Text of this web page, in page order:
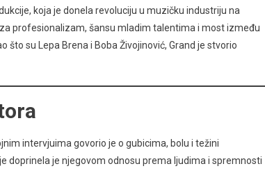
koja je donela revoluciju u muzičku industriju na
profesionalizam, šansu mladim talentima i most između
su Lepa Brena i Boba Živojinović, Grand je stvorio
intervjuima govorio je o gubicima, bolu i težini
doprinela je njegovom odnosu prema ljudima i spremnosti